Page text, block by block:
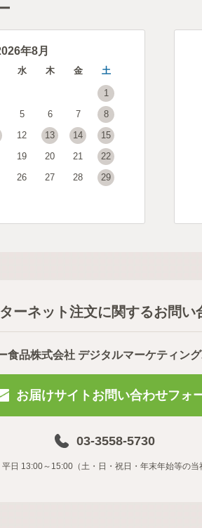
年8月
水 木 金 土
1
5 6 7
8
12 13 14
15
19 20 21
22
26 27 28
29
ーネット注文に関するお問い
食品株式会社 デジタルマーケティン
お届けサイトお問い合わせフォ
03-3558-5730
日 13:00～15:00（土・日・祝日・年末年始等の当